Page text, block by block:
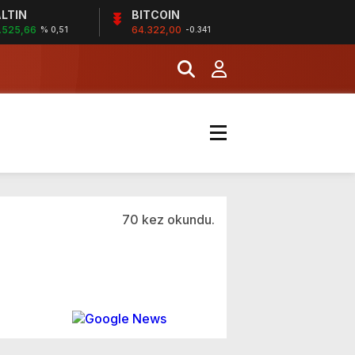
% 0,51
BITCOIN
64.322,00 -0.341
70 kez okundu.